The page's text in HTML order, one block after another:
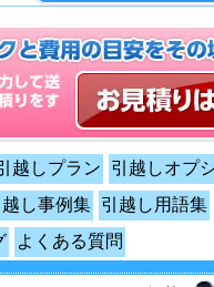
越しプラン
引越しオプ
越し事例集 引越し用語集
よくある質問